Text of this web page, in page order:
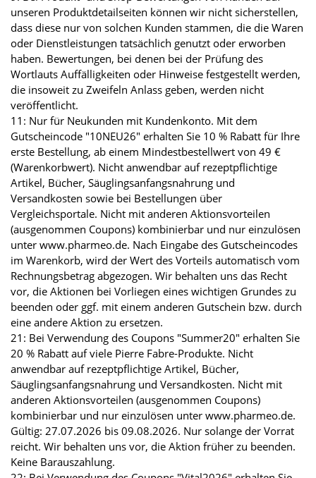
unseren Produktdetailseiten können wir nicht sicherstellen,
dass diese nur von solchen Kunden stammen, die die Waren
oder Dienstleistungen tatsächlich genutzt oder erworben
haben. Bewertungen, bei denen bei der Prüfung des
Wortlauts Auffälligkeiten oder Hinweise festgestellt werden,
die insoweit zu Zweifeln Anlass geben, werden nicht
veröffentlicht.
11: Nur für Neukunden mit Kundenkonto. Mit dem
Gutscheincode "10NEU26" erhalten Sie 10 % Rabatt für Ihre
erste Bestellung, ab einem Mindestbestellwert von 49 €
(Warenkorbwert). Nicht anwendbar auf rezeptpflichtige
Artikel, Bücher, Säuglingsanfangsnahrung und
Versandkosten sowie bei Bestellungen über
Vergleichsportale. Nicht mit anderen Aktionsvorteilen
(ausgenommen Coupons) kombinierbar und nur einzulösen
unter www.pharmeo.de. Nach Eingabe des Gutscheincodes
im Warenkorb, wird der Wert des Vorteils automatisch vom
Rechnungsbetrag abgezogen. Wir behalten uns das Recht
vor, die Aktionen bei Vorliegen eines wichtigen Grundes zu
beenden oder ggf. mit einem anderen Gutschein bzw. durch
eine andere Aktion zu ersetzen.
21: Bei Verwendung des Coupons "Summer20" erhalten Sie
20 % Rabatt auf viele Pierre Fabre-Produkte. Nicht
anwendbar auf rezeptpflichtige Artikel, Bücher,
Säuglingsanfangsnahrung und Versandkosten. Nicht mit
anderen Aktionsvorteilen (ausgenommen Coupons)
kombinierbar und nur einzulösen unter www.pharmeo.de.
Gültig: 27.07.2026 bis 09.08.2026. Nur solange der Vorrat
reicht. Wir behalten uns vor, die Aktion früher zu beenden.
Keine Barauszahlung.